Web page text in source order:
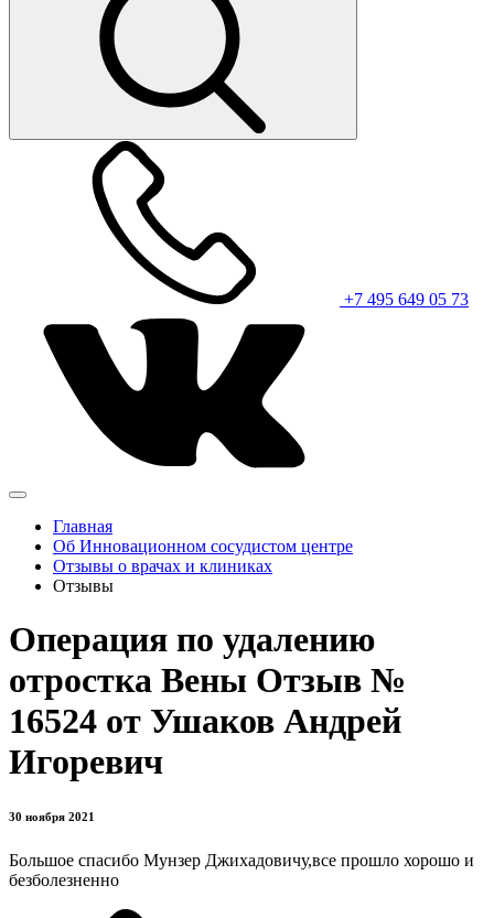
+7 495 649 05 73
Главная
Об Инновационном сосудистом центре
Отзывы о врачах и клиниках
Отзывы
Операция по удалению
отростка Вены Отзыв №
16524 от Ушаков Андрей
Игоревич
30 ноября 2021
Большое спасибо Мунзер Джихадовичу,все прошло хорошо и
безболезненно